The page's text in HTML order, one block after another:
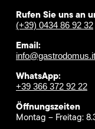
Rufen Sie uns an
(+39) 0434 86 92 32
Email:
info@gastrodomus.it
WhatsApp:
+39 366 372 92 22
Öffnungszeiten
Montag – Freitag: